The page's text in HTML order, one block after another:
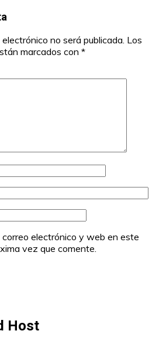
no será publicada. Los
marcados con *
correo electrónico y web en este
vez que comente.
Host